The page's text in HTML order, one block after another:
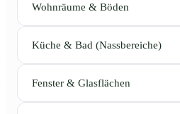
Wohnräume & Böden
Küche & Bad (Nassbereiche)
Fenster & Glasflächen